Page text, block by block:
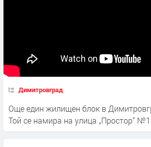
Димитровград
Още един жилищен блок в
Той се намира на улица „Простор“